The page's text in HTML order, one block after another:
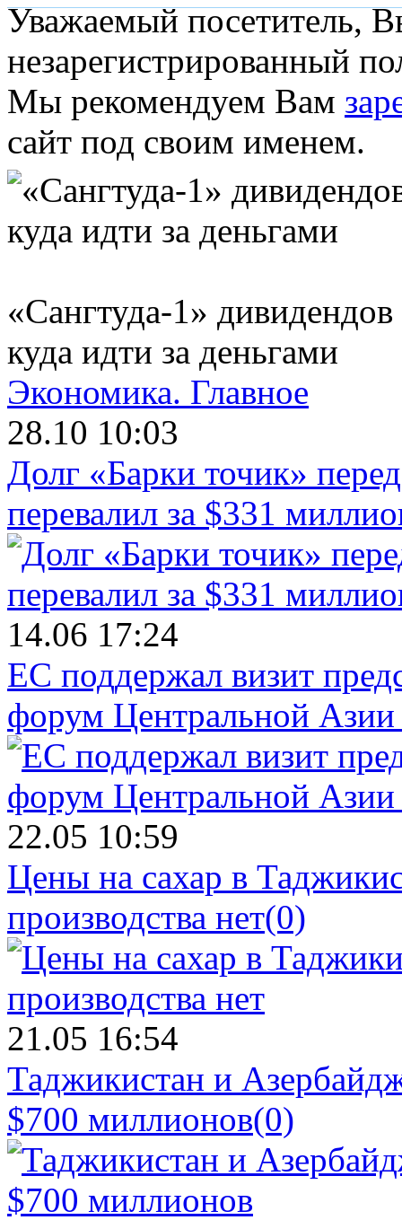
Уважаемый посетитель,
незарегистрированный
Мы рекомендуем Вам
сайт под своим именем.
«Сангтуда-1»
куда идти за деньгами
Экономика. Главное
28.10 10:03
Долг «Барки точик»
перевалил за $331
14.06 17:24
ЕС поддержал визит
форум Центральной Азии
22.05 10:59
Цены на сахар в
производства нет(0)
21.05 16:54
Таджикистан и
$700 миллионов(0)